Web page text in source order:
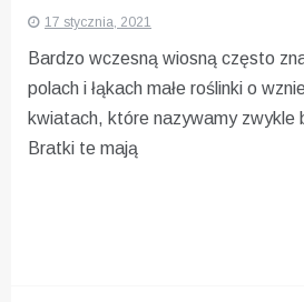
17 stycznia, 2021
Bardzo wczesną wiosną często
polach i łąkach małe roślinki o
kwiatach, które nazywamy zwykle
Bratki te mają